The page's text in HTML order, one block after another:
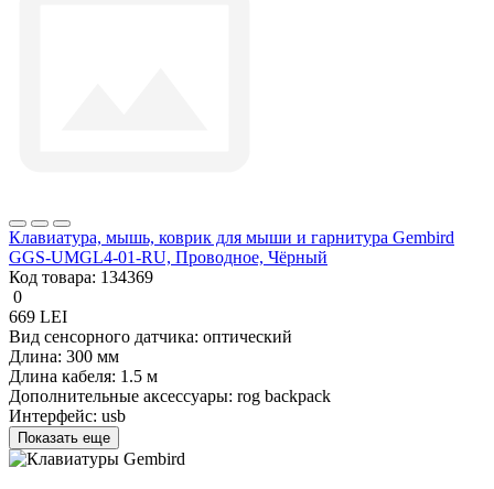
Клавиатура, мышь, коврик для мыши и гарнитура Gembird
GGS-UMGL4-01-RU, Проводное, Чёрный
Код товара: 134369
0
669 LEI
Вид сенсорного датчика: оптический
Длина: 300 мм
Длина кабеля: 1.5 м
Дополнительные аксессуары: rog backpack
Интерфейс: usb
Показать еще